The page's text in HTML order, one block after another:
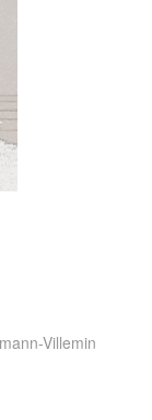
Villemin